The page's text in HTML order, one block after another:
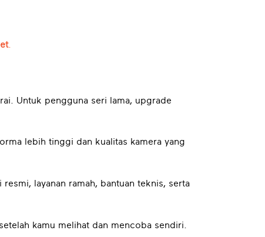
.
Untuk pengguna seri lama, upgrade
lebih tinggi dan kualitas kamera yang
layanan ramah, bantuan teknis, serta
kamu melihat dan mencoba sendiri.